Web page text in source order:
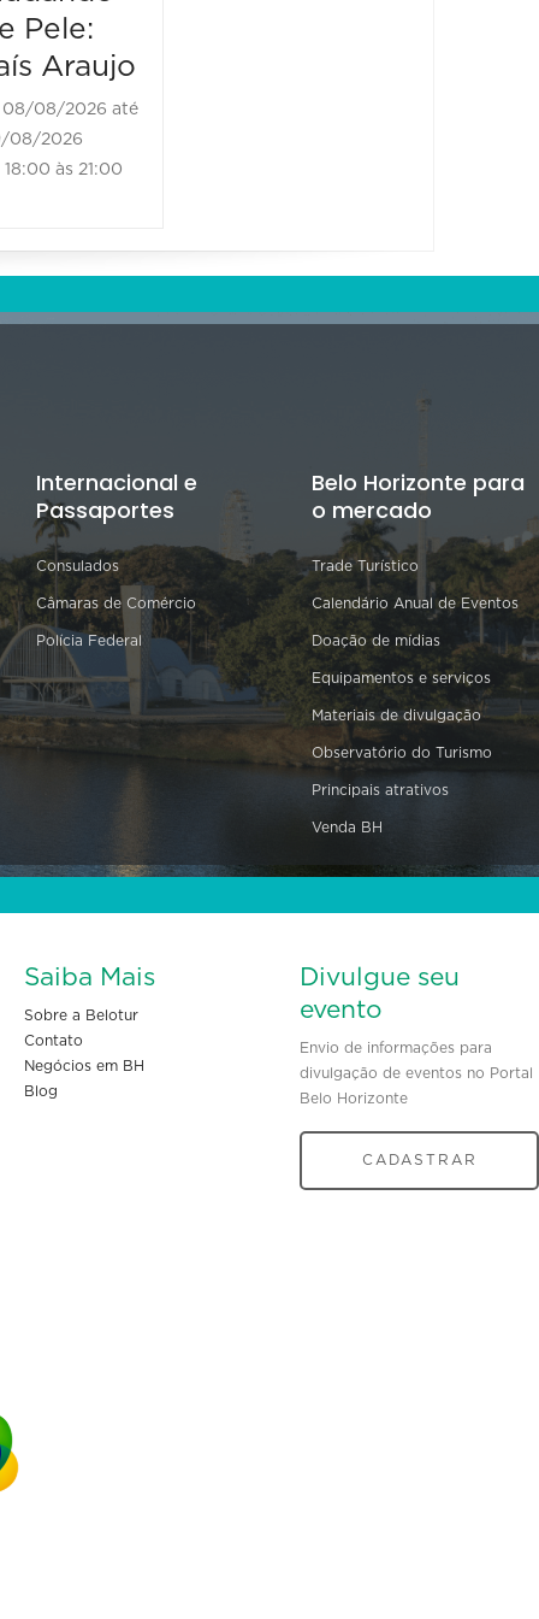
Pele:
Araujo
08/08/2026 até
08/2026
às 21:00
Internacional e
Passaportes
Consulados
Câmaras de Comércio
Polícia Federal
Belo Horizonte para
o mercado
Trade Turístico
Calendário Anual de Eventos
Doação de mídias
Equipamentos e serviços
Materiais de divulgação
Observatório do Turismo
Principais atrativos
Venda BH
Saiba Mais
Sobre a Belotur
Contato
Negócios em BH
Blog
Divulgue seu
evento
Envio de informações para
divulgação de eventos no Portal
Belo Horizonte
CADASTRAR